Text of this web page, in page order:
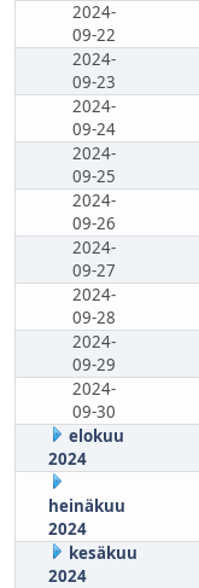
2024-
09-22
2024-
09-23
2024-
09-24
2024-
09-25
2024-
09-26
2024-
09-27
2024-
09-28
2024-
09-29
2024-
09-30
elokuu
2024
heinäkuu
2024
kesäkuu
2024